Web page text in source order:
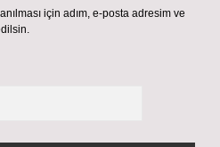
için adım, e-posta adresim ve